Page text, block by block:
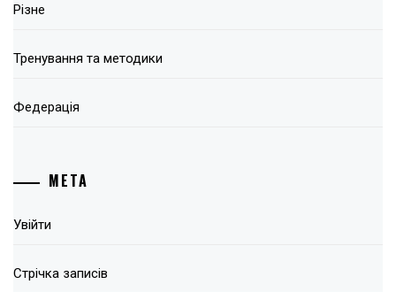
Різне
Тренування та методики
Федерація
МЕТА
Увійти
Стрічка записів